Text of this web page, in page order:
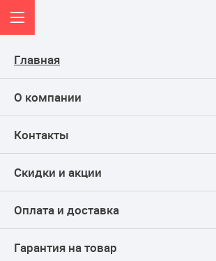
Главная
О компании
Контакты
Скидки и акции
Оплата и доставка
Гарантия на товар
Онлайн-гипермаркет
КАТАЛОГ
Свеча "Черный череп"